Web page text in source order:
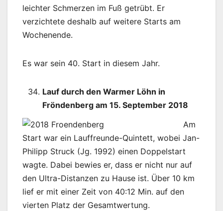
leichter Schmerzen im Fuß getrübt. Er
verzichtete deshalb auf weitere Starts am
Wochenende.
Es war sein 40. Start in diesem Jahr.
Lauf durch den Warmer Löhn in
Fröndenberg am 15. September 2018
Am
Start war ein Lauffreunde-Quintett, wobei Jan-
Philipp Struck (Jg. 1992) einen Doppelstart
wagte. Dabei bewies er, dass er nicht nur auf
den Ultra-Distanzen zu Hause ist. Über 10 km
lief er mit einer Zeit von 40:12 Min. auf den
vierten Platz der Gesamtwertung.